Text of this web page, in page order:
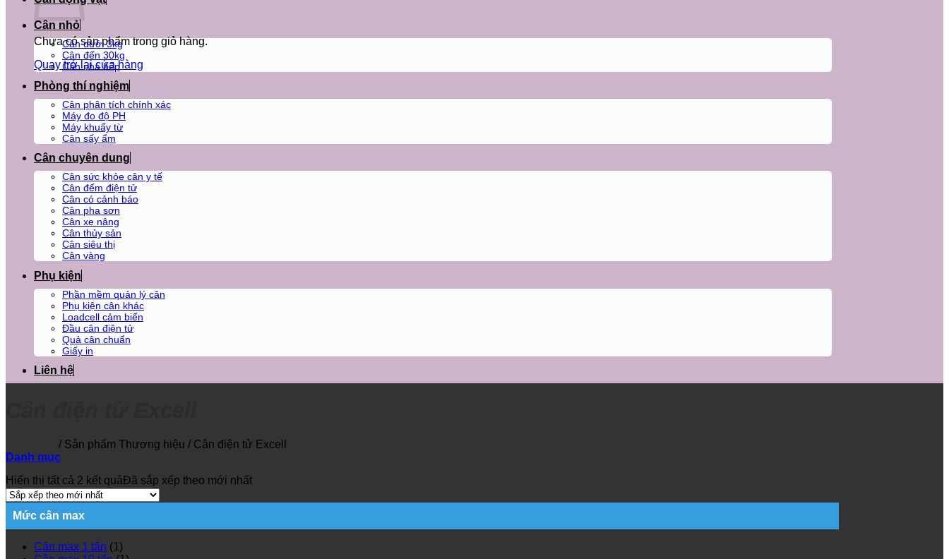
Chưa có sản phẩm trong giỏ hàng.
Quay trở lại cửa hàng
Cân nhỏ
Cân dưới 3kg
Cân đến 30kg
Cân nhà bếp
Phòng thí nghiệm
Cân phân tích chính xác
Máy đo độ PH
Máy khuấy từ
Cân sấy ẩm
Cân chuyên dung
Cân sức khỏe cân y tế
Cân đếm điện tử
Cân có cảnh báo
Cân pha sơn
Cân xe nâng
Cân thủy sản
Cân siêu thị
Cân vàng
Phụ kiện
Phần mềm quản lý cân
Phụ kiện cân khác
Loadcell cảm biến
Đầu cân điện tử
Quả cân chuẩn
Giấy in
Liên hệ
/ Sản phẩm Thương hiệu / Cân điện tử Excell
Danh mục
Hiển thị tất cả 2 kết quảĐã sắp xếp theo mới nhất
Mức cân max
Cân max 1 tấn (1)